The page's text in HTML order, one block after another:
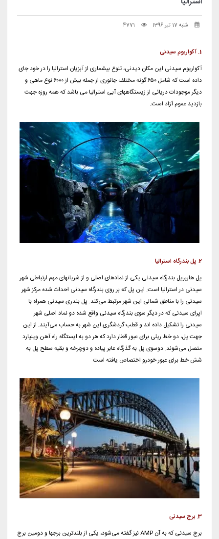
شنبه 17 تیر 1396 4771
1. آکواریوم سیدنی
آکواریوم سیدنی این مکان دیدنی، تنوع بیشماری از آبزیان استرالیا را در خود جای
داده است که شامل ۶۵۰ گونه مختلف جانوری از جمله بیش از ۶۰۰۰ نوع ماهی و
دیگر موجودات دریائی از زیستگاههای آبی استرالیا می باشد که همه روزه جهت
بازدید عموم آزاد است.
2. پل بندرگاه استرالیا
پل هاربرپل بندرگاه سیدنی یکی از نمادهای اصلی و از شریانهای مهم ارتباطی شهر
سیدنی در استرالیا است. این پل که بر روی بندرگاه سیدنی احداث شده مرکز شهر
سیدنی را با مناطق شمالی این شهر مرتبط می‌کند. پل بندری سیدنی همراه با
اپرای سیدنی که در دیگر سوی بندرگاه سیدنی واقع شده دو نماد اصلی شهر
سیدنی را تشکیل داده اند و قطب گردشگری این شهر به حساب می‌آیند. از این
جهت پل، دو خط ریلی برای عبور قطار دارد که هر دو به ایستگاه راه آهن وینیارد
متصل می‌شوند. دوسوی پل به گذرگاه عابر پیاده و دوچرخه و بقیه سطح پل به
شش خط برای عبور خودرو اختصاص یافته‌ است
3. برج سیدنی
برج سیدنی که به آن AMP نیز گفته می‌شود، یکی از بلندترین برجها و دومین برج